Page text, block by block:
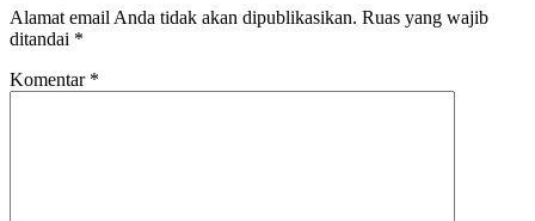
Alamat email Anda tidak akan dipublikasikan. Ruas yang wajib
ditandai *
Komentar *